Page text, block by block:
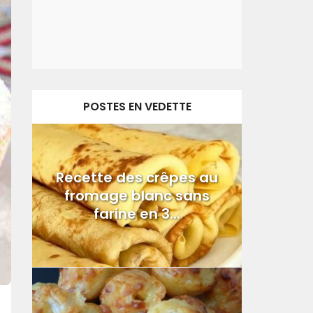
POSTES EN VEDETTE
Recette des crêpes au
fromage blanc sans
farine en 3...